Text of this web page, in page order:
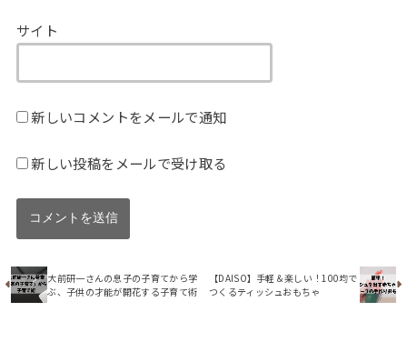
サイト
新しいコメントをメールで通知
新しい投稿をメールで受け取る
大前研一さんの息子の子育てから学
ぶ、子供の才能が開花する子育て術
【DAISO】手軽＆楽しい！100均で
つくるティッシュおもちゃ